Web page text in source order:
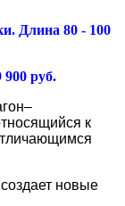
Длина 80 - 100
900 руб.
к
новые